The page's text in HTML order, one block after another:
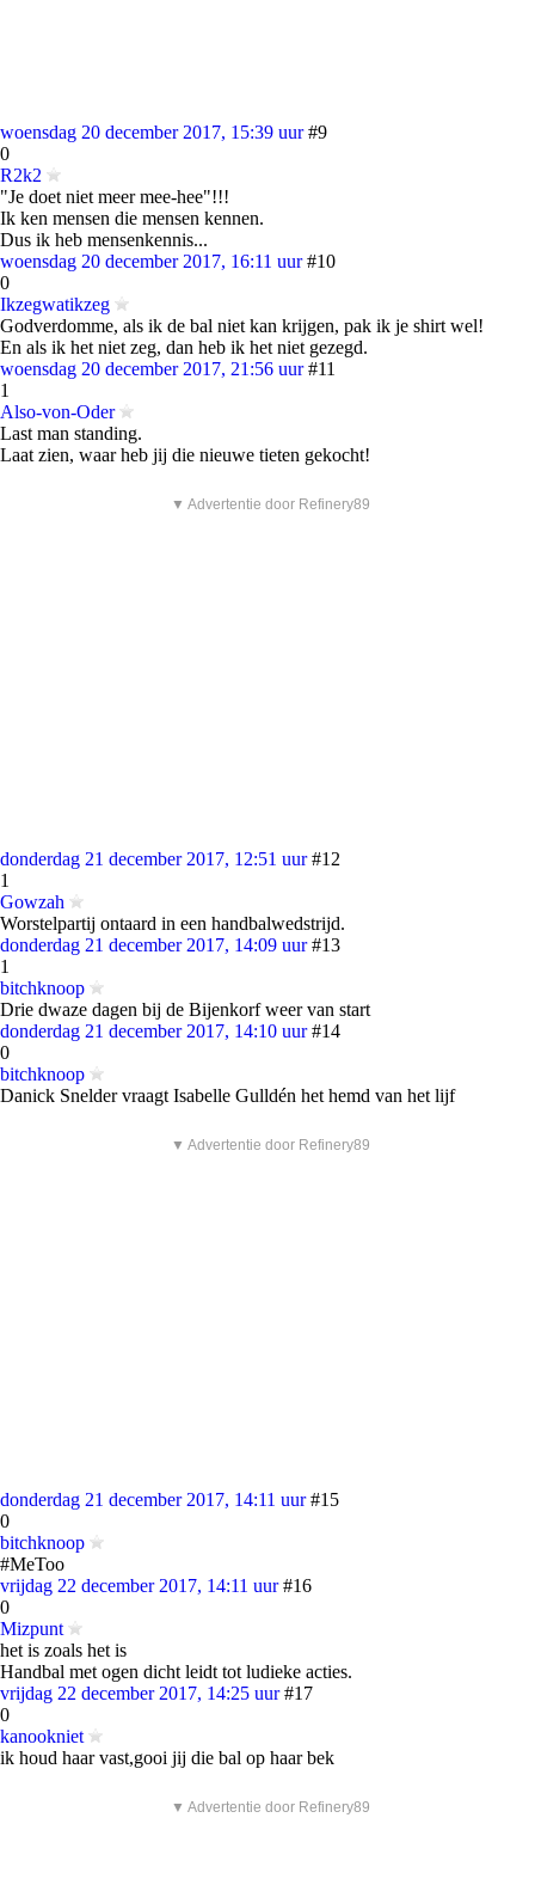
woensdag 20 december 2017, 15:39 uur #9
0
R2k2
"Je doet niet meer mee-hee"!!!
Ik ken mensen die mensen kennen.
Dus ik heb mensenkennis...
woensdag 20 december 2017, 16:11 uur #10
0
Ikzegwatikzeg
Godverdomme, als ik de bal niet kan krijgen, pak ik je shirt wel!
En als ik het niet zeg, dan heb ik het niet gezegd.
woensdag 20 december 2017, 21:56 uur #11
1
Also-von-Oder
Last man standing.
Laat zien, waar heb jij die nieuwe tieten gekocht!
▼ Advertentie door Refinery89
donderdag 21 december 2017, 12:51 uur #12
1
Gowzah
Worstelpartij ontaard in een handbalwedstrijd.
donderdag 21 december 2017, 14:09 uur #13
1
bitchknoop
Drie dwaze dagen bij de Bijenkorf weer van start
donderdag 21 december 2017, 14:10 uur #14
0
bitchknoop
Danick Snelder vraagt Isabelle Gulldén het hemd van het lijf
▼ Advertentie door Refinery89
donderdag 21 december 2017, 14:11 uur #15
0
bitchknoop
#MeToo
vrijdag 22 december 2017, 14:11 uur #16
0
Mizpunt
het is zoals het is
Handbal met ogen dicht leidt tot ludieke acties.
vrijdag 22 december 2017, 14:25 uur #17
0
kanookniet
ik houd haar vast,gooi jij die bal op haar bek
▼ Advertentie door Refinery89